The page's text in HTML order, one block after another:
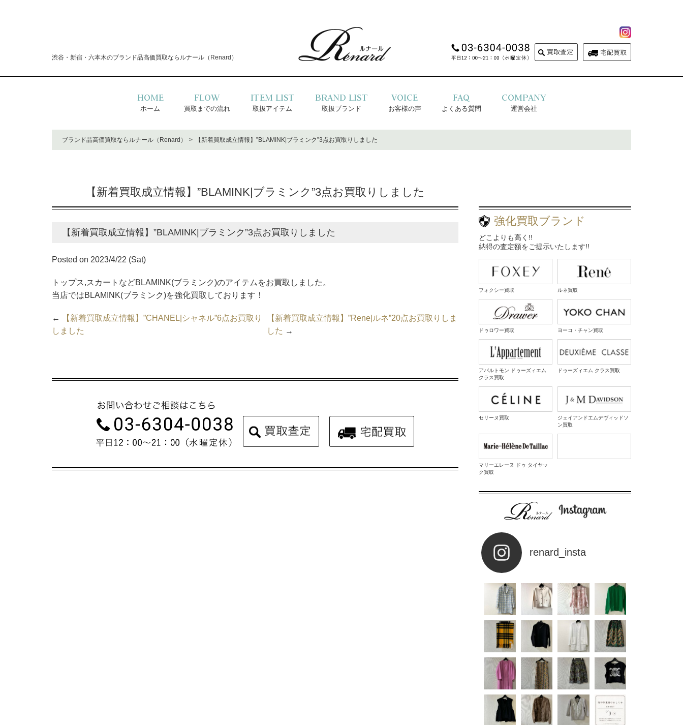
渋谷・新宿・六本木のブランド品高価買取ならルナール（Renard）
HOME
ホーム
FLOW
買取までの流れ
ITEM LIST
取扱アイテム
BRAND LIST
取扱ブランド
VOICE
お客様の声
FAQ
よくある質問
COMPANY
運営会社
ブランド品高価買取ならルナール（Renard） 【新着買取成立情報】”BLAMINK|ブラミンク”3点お買取りしました
【新着買取成立情報】”BLAMINK|ブラミンク”3点お買取りしました
【新着買取成立情報】”BLAMINK|ブラミンク”3点お買取りしました
Posted on 2023/4/22 (Sat)
トップス,スカートなどBLAMINK(ブラミンク)のアイテムをお買取しました。
当店ではBLAMINK(ブラミンク)を強化買取しております！
←
【新着買取成立情報】”CHANEL|シャネル”6点お買取り
しました
【新着買取成立情報】”Rene|ルネ”20点お買取りしま
した →
強化買取ブランド
どこよりも高く!!
納得の査定額をご提示いたします!!
フォクシー買取 ルネ買取
ドゥロワー買取 ヨーコ・チャン買取
アパルトモン ドゥーズィエム
クラス買取
ドゥーズィエム クラス買取
セリーヌ買取
ジェイアンドエムデヴィッドソ
ン買取
マリーエレーヌ ドゥ タイヤッ
ク買取
renard_insta